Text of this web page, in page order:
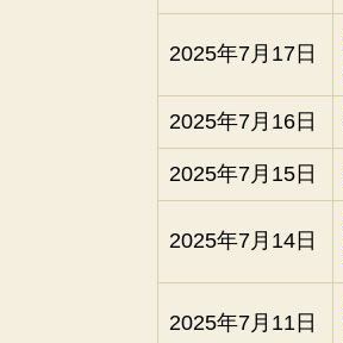
2025年7月17日
2025年7月16日
2025年7月15日
2025年7月14日
2025年7月11日